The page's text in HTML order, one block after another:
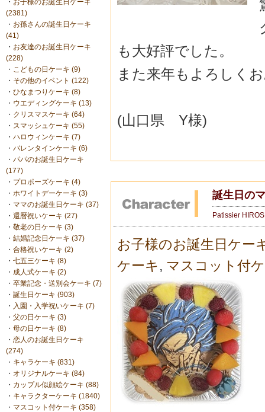
・ お子様のお誕生日ケーキ
(2381)
・ お孫さんの誕生日ケーキ
(41)
・ お友達のお誕生日ケーキ
(228)
・ こどもの日ケーキ (9)
・ その他のイベント (122)
・ ひなまつりケーキ (8)
・ ウエディングケーキ (13)
・ クリスマスケーキ (64)
・ スマッシュケーキ (55)
・ ハロウィンケーキ (7)
・ バレンタインケーキ (6)
・ パパのお誕生日ケーキ
(177)
・ プロポーズケーキ (4)
・ ホワイトデーケーキ (3)
・ ママのお誕生日ケーキ (37)
・ 還暦祝いケーキ (27)
・ 敬老の日ケーキ (3)
・ 結婚記念日ケーキ (37)
・ 合格祝いケーキ (2)
・ 七五三ケーキ (8)
・ 成人式ケーキ (2)
・ 卒業記念・送別会ケーキ (7)
・ 誕生日ケーキ (903)
・ 入園・入学祝いケーキ (7)
・ 父の日ケーキ (3)
・ 母の日ケーキ (8)
・ 恋人のお誕生日ケーキ
(274)
・ キャラケーキ (831)
・ オリジナルケーキ (84)
・ カップル似顔絵ケーキ (88)
・ キャラクターケーキ (1840)
・ マスコット付ケーキ (358)
も大好評でした。
また来年もよろしく
(山口県 Y様)
誕生日の
Patissier
お子様のお誕生日ケー
ケーキ , マスコット付